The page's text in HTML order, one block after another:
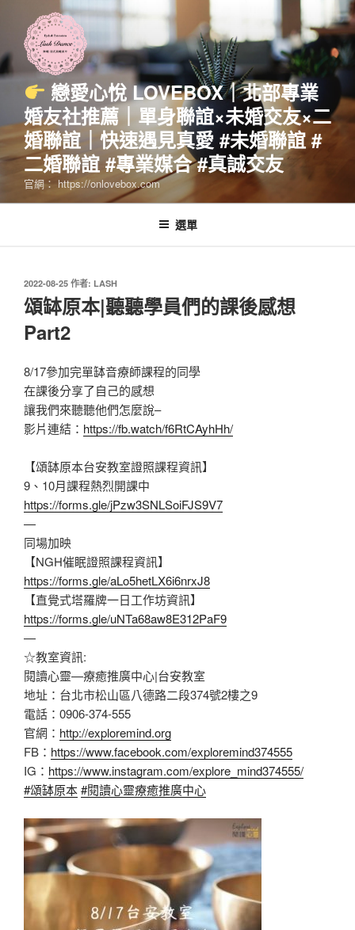
要
戀愛心悅 LOVEBOX｜北部專業
婚友社推薦｜單身聯誼×未婚交友×二
婚聯誼｜快速遇見真愛 #未婚聯誼 #
二婚聯誼 #專業媒合 #真誠交友
官網： https://onlovebox.com
選單
發
佈
於
2022-08-25 作者: LASH
頌缽原本|聽聽學員們的課後感想
Part2
8/17參加完單缽音療師課程的同學
在課後分享了自己的感想
讓我們來聽聽他們怎麼說–
影片連結： https://fb.watch/f6RtCAyhHh/
【頌缽原本台安教室證照課程資訊】
9、10月課程熱烈開課中
https://forms.gle/jPzw3SNLSoiFJS9V7
—
同場加映
【NGH催眠證照課程資訊】
https://forms.gle/aLo5hetLX6i6nrxJ8
【直覺式塔羅牌一日工作坊資訊】
https://forms.gle/uNTa68aw8E312PaF9
—
☆教室資訊:
閱讀心靈—療癒推廣中心|台安教室
地址：台北市松山區八德路二段374號2樓之9
電話：0906-374-555
官網： http://exploremind.org
FB： https://www.facebook.com/exploremind374555
IG： https://www.instagram.com/explore_mind374555/
#頌缽原本#閱讀心靈療癒推廣中心